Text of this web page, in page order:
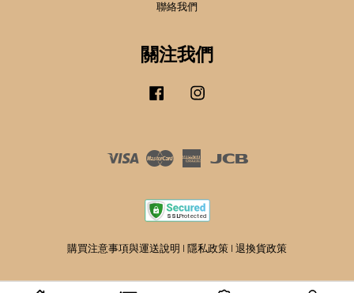
聯絡我們
關注我們
Facebook
Visa Master
American
購買注意事項與運送說明 | 隱私政策 | 退換貨政策